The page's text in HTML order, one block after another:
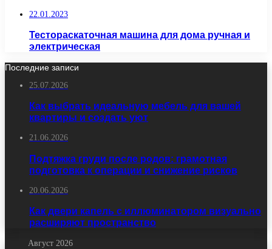
22.01.2023
Тестораскаточная машина для дома ручная и
электрическая
Последние записи
25.07.2026
Как выбрать идеальную мебель для вашей
квартиры и создать уют
21.06.2026
Подтяжка груди после родов: грамотная
подготовка к операции и снижение рисков
20.06.2026
Как двери капель с иллюминатором визуально
расширяют пространство
Август 2026